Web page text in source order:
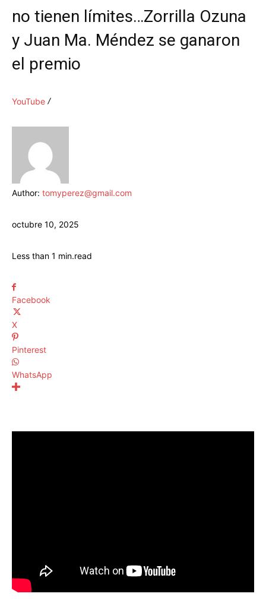
no tienen límites…Zorrilla Ozuna
y Juan Ma. Méndez se ganaron
el premio
YouTube
Author: tomyperez@gmail.com
octubre 10, 2025
Less than 1 min.read
Facebook
X
Pinterest
WhatsApp